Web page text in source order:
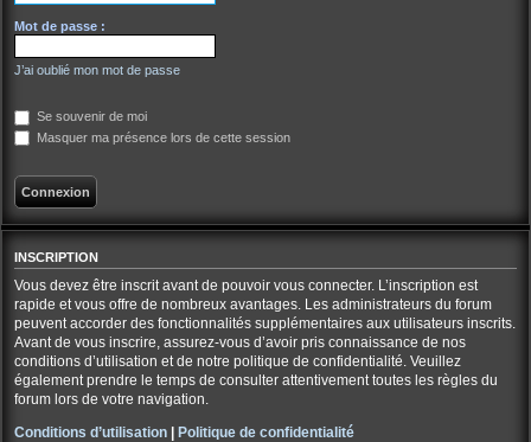
Mot de passe :
J’ai oublié mon mot de passe
Se souvenir de moi
Masquer ma présence lors de cette session
INSCRIPTION
Vous devez être inscrit avant de pouvoir vous connecter. L’inscription est
rapide et vous offre de nombreux avantages. Les administrateurs du forum
peuvent accorder des fonctionnalités supplémentaires aux utilisateurs inscrits.
Avant de vous inscrire, assurez-vous d’avoir pris connaissance de nos
conditions d’utilisation et de notre politique de confidentialité. Veuillez
également prendre le temps de consulter attentivement toutes les règles du
forum lors de votre navigation.
Conditions d’utilisation | Politique de confidentialité